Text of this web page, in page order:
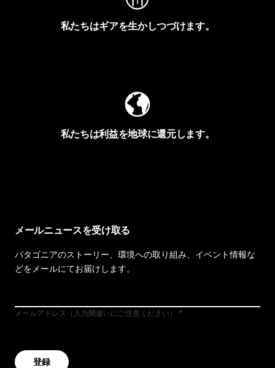
私たちはギアを生かしつづけます。
私たちは利益を地球に還元します。
メールニュースを受け取る
パタゴニアのストーリー、環境への取り組み、イベント情報な
どをメールにてお届けします。
メールアドレス（入力間違いにご注意ください）
登録